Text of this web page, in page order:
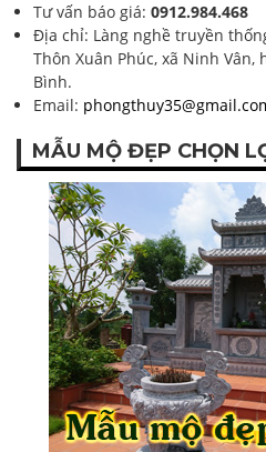
Tư vấn báo giá: 0912.984.468
Địa chỉ: Làng nghề truyền
Thôn Xuân Phúc, xã Ninh
Bình.
Email:
MẪU MỘ ĐẸP CHỌN